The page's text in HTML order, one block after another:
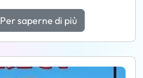
Per saperne di più